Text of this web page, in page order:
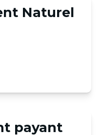
Naturel
payant